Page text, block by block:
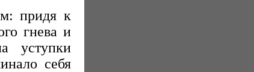
придя к
гнева и
уступки
себя